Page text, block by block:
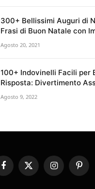
300+ Bellissimi Auguri di
Frasi di Buon Natale con
Agosto 20, 2021
100+ Indovinelli Facili per
Risposta: Divertimento
Agosto 9, 2022
Facebook
X
Instagram